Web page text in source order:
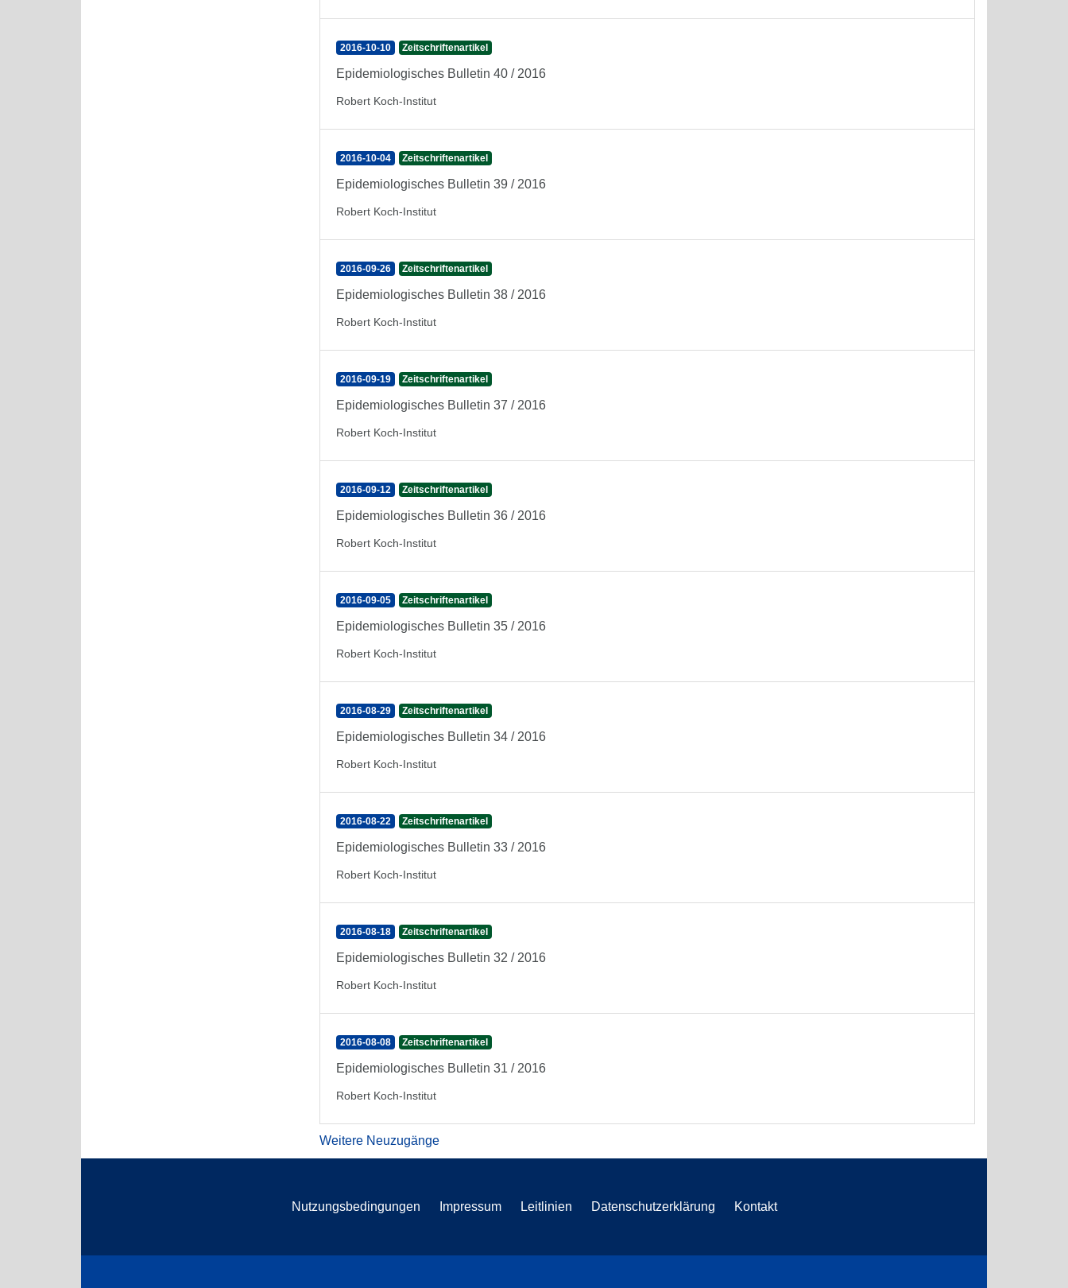
2016-10-10 Zeitschriftenartikel
Epidemiologisches Bulletin 40 / 2016
Robert Koch-Institut
2016-10-04 Zeitschriftenartikel
Epidemiologisches Bulletin 39 / 2016
Robert Koch-Institut
2016-09-26 Zeitschriftenartikel
Epidemiologisches Bulletin 38 / 2016
Robert Koch-Institut
2016-09-19 Zeitschriftenartikel
Epidemiologisches Bulletin 37 / 2016
Robert Koch-Institut
2016-09-12 Zeitschriftenartikel
Epidemiologisches Bulletin 36 / 2016
Robert Koch-Institut
2016-09-05 Zeitschriftenartikel
Epidemiologisches Bulletin 35 / 2016
Robert Koch-Institut
2016-08-29 Zeitschriftenartikel
Epidemiologisches Bulletin 34 / 2016
Robert Koch-Institut
2016-08-22 Zeitschriftenartikel
Epidemiologisches Bulletin 33 / 2016
Robert Koch-Institut
2016-08-18 Zeitschriftenartikel
Epidemiologisches Bulletin 32 / 2016
Robert Koch-Institut
2016-08-08 Zeitschriftenartikel
Epidemiologisches Bulletin 31 / 2016
Robert Koch-Institut
Weitere Neuzugänge
Nutzungsbedingungen Impressum Leitlinien Datenschutzerklärung Kontakt